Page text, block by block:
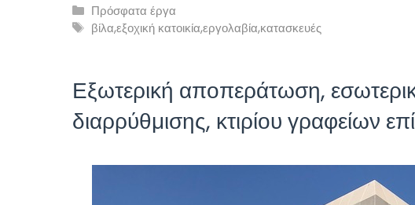
Κατηγορίες
Πρόσφατα έργα
Ετικέτες
βίλα,εξοχική κατοικία,εργολαβία,κατασκευές
Εξωτερική αποπεράτωση,
διαρρύθμισης, κτιρίου γραφείων